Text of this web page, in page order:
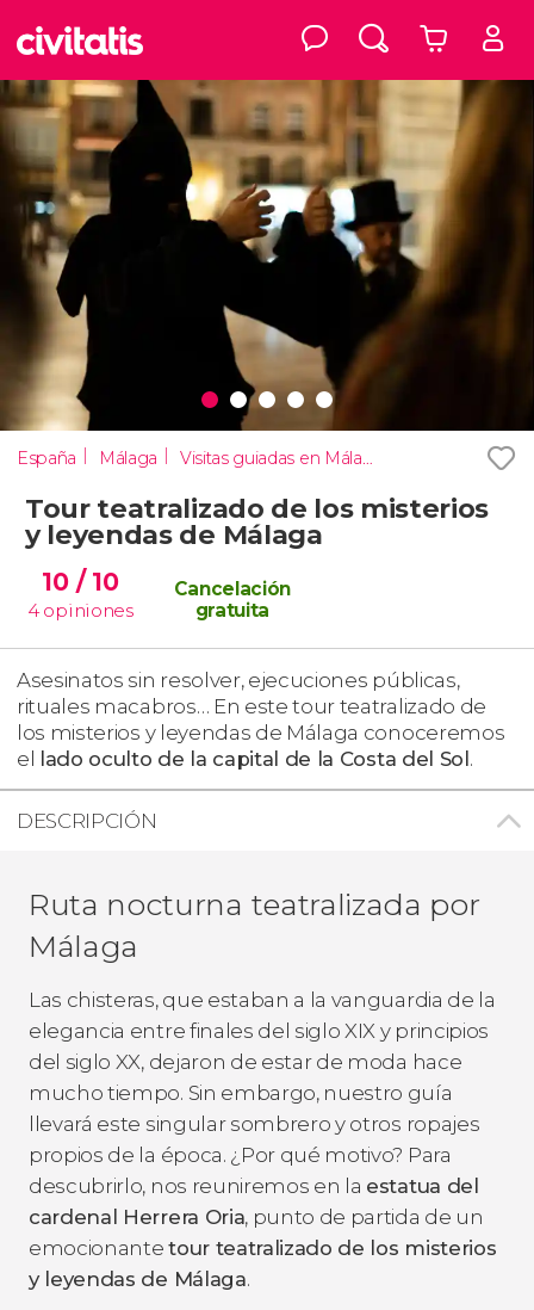
España Málaga Visitas guiadas en Málaga
Tour teatralizado de los misterios
y leyendas de Málaga
10 / 10
4 opiniones
Cancelación
gratuita
Asesinatos sin resolver, ejecuciones públicas,
rituales macabros… En este tour teatralizado de
los misterios y leyendas de Málaga conoceremos
el lado oculto de la capital de la Costa del Sol.
DESCRIPCIÓN
Ruta nocturna teatralizada por
Málaga
Las chisteras, que estaban a la vanguardia de la
elegancia entre finales del siglo XIX y principios
del siglo XX, dejaron de estar de moda hace
mucho tiempo. Sin embargo, nuestro guía
llevará este singular sombrero y otros ropajes
propios de la época. ¿Por qué motivo? Para
descubrirlo, nos reuniremos en la estatua del
cardenal Herrera Oria, punto de partida de un
emocionantetour teatralizado de los misterios
y leyendas de Málaga.